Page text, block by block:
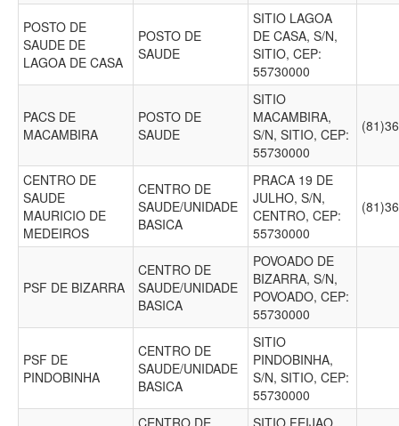
POSTO DE
SAUDE DE
LAGOA DE CASA
POSTO DE
SAUDE
SITIO LAGOA
DE CASA, S/N,
SITIO, CEP:
55730000
PACS DE
MACAMBIRA
POSTO DE
SAUDE
SITIO
MACAMBIRA,
S/N, SITIO, CEP:
55730000
CENTRO DE
SAUDE
MAURICIO DE
MEDEIROS
CENTRO DE
SAUDE/UNIDADE
BASICA
PRACA 19 DE
JULHO, S/N,
CENTRO, CEP:
55730000
PSF DE BIZARRA
CENTRO DE
SAUDE/UNIDADE
BASICA
POVOADO DE
BIZARRA, S/N,
POVOADO, CEP:
55730000
PSF DE
PINDOBINHA
CENTRO DE
SAUDE/UNIDADE
BASICA
SITIO
PINDOBINHA,
S/N, SITIO, CEP:
55730000
CENTRO DE
SITIO FEIJAO,